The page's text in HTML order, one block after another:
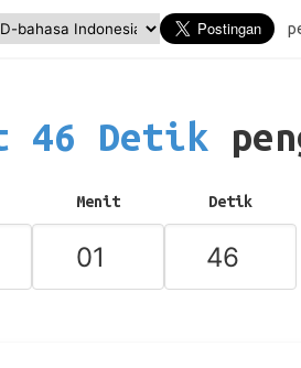
46 Detik
Menit Detik